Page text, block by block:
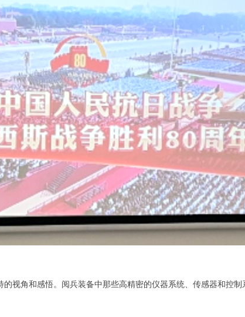
视角和感悟。阅兵装备中那些高精密的仪器系统、传感器和控